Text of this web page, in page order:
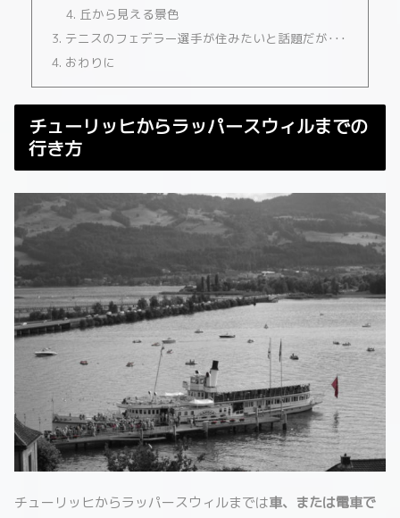
丘から見える景色
テニスのフェデラー選手が住みたいと話題だが･･･
おわりに
チューリッヒからラッパースウィルまでの
行き方
チューリッヒからラッパースウィルまでは車、または電車で